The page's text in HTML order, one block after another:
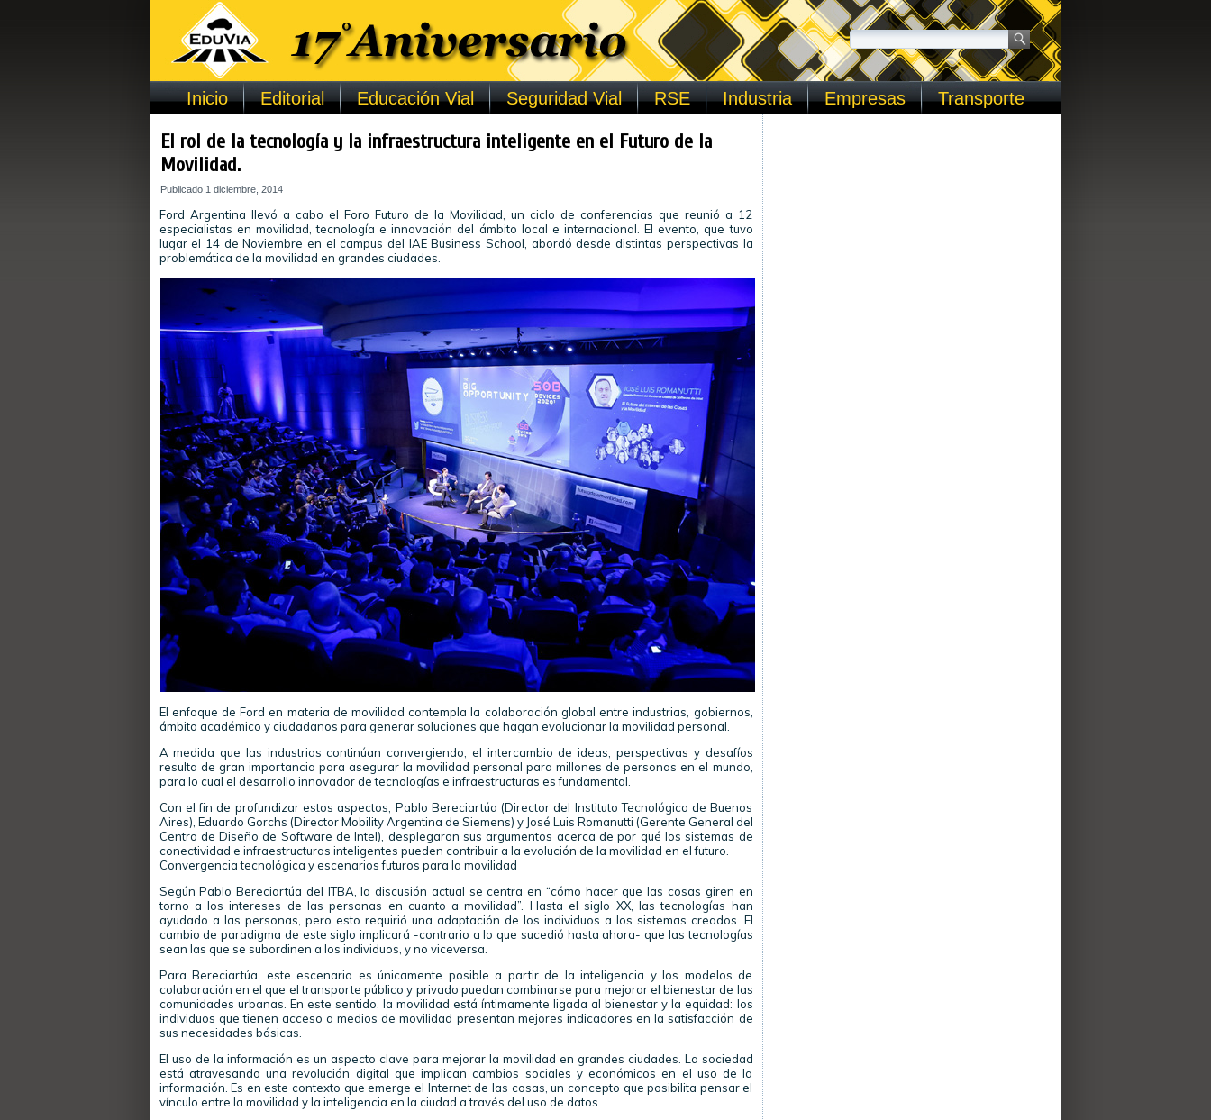
Inicio Editorial Educación Vial Seguridad Vial RSE Industria Empresas Transporte
El rol de la tecnología y la infraestructura inteligente en el Futuro de la
Movilidad.
Publicado 1 diciembre, 2014
Ford Argentina llevó a cabo el Foro Futuro de la Movilidad, un ciclo de conferencias que reunió a 12
especialistas en movilidad, tecnología e innovación del ámbito local e internacional. El evento, que tuvo
lugar el 14 de Noviembre en el campus del IAE Business School, abordó desde distintas perspectivas la
problemática de la movilidad en grandes ciudades.
El enfoque de Ford en materia de movilidad contempla la colaboración global entre industrias, gobiernos,
ámbito académico y ciudadanos para generar soluciones que hagan evolucionar la movilidad personal.
A medida que las industrias continúan convergiendo, el intercambio de ideas, perspectivas y desafíos
resulta de gran importancia para asegurar la movilidad personal para millones de personas en el mundo,
para lo cual el desarrollo innovador de tecnologías e infraestructuras es fundamental.
Con el fin de profundizar estos aspectos, Pablo Bereciartúa (Director del Instituto Tecnológico de Buenos
Aires), Eduardo Gorchs (Director Mobility Argentina de Siemens) y José Luis Romanutti (Gerente General del
Centro de Diseño de Software de Intel), desplegaron sus argumentos acerca de por qué los sistemas de
conectividad e infraestructuras inteligentes pueden contribuir a la evolución de la movilidad en el futuro.
Convergencia tecnológica y escenarios futuros para la movilidad
Según Pablo Bereciartúa del ITBA, la discusión actual se centra en “cómo hacer que las cosas giren en
torno a los intereses de las personas en cuanto a movilidad”. Hasta el siglo XX, las tecnologías han
ayudado a las personas, pero esto requirió una adaptación de los individuos a los sistemas creados. El
cambio de paradigma de este siglo implicará -contrario a lo que sucedió hasta ahora- que las tecnologías
sean las que se subordinen a los individuos, y no viceversa.
Para Bereciartúa, este escenario es únicamente posible a partir de la inteligencia y los modelos de
colaboración en el que el transporte público y privado puedan combinarse para mejorar el bienestar de las
comunidades urbanas. En este sentido, la movilidad está íntimamente ligada al bienestar y la equidad: los
individuos que tienen acceso a medios de movilidad presentan mejores indicadores en la satisfacción de
sus necesidades básicas.
El uso de la información es un aspecto clave para mejorar la movilidad en grandes ciudades. La sociedad
está atravesando una revolución digital que implican cambios sociales y económicos en el uso de la
información. Es en este contexto que emerge el Internet de las cosas, un concepto que posibilita pensar el
vínculo entre la movilidad y la inteligencia en la ciudad a través del uso de datos.